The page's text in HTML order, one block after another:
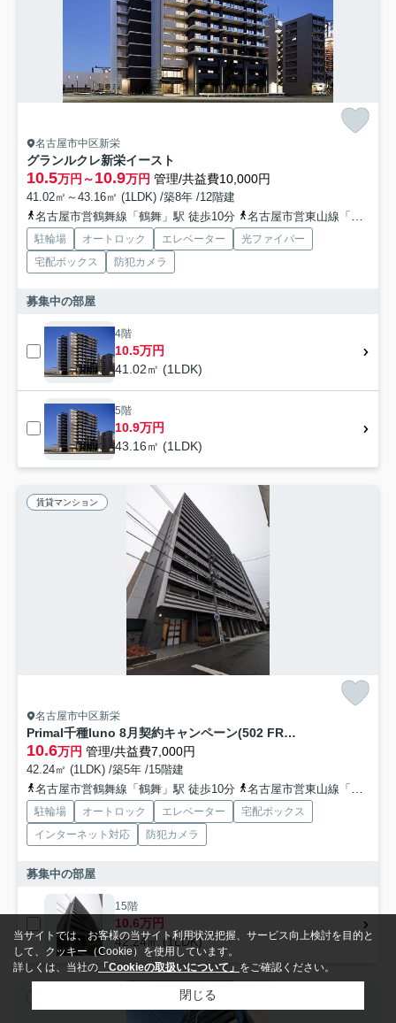
名古屋市中区新栄
グランルクレ新栄イースト
10.5万円～10.9万円 管理/共益費10,000円
41.02㎡～43.16㎡ (1LDK) /築8年 /12階建
名古屋市営鶴舞線「鶴舞」駅 徒歩10分
名古屋市営東山線「新栄町」駅 徒歩12分
駐輪場 オートロック エレベーター
光ファイバー
宅配ボックス
防犯カメラ
募集中の部屋
4階
10.5万円
41.02㎡ (1LDK)
5階
10.9万円
43.16㎡ (1LDK)
賃貸マンション
名古屋市中区新栄
Primal千種luno 8月契約キャンペーン(502 FR1ヶ月共益費込)
10.6万円 管理/共益費7,000円
42.24㎡ (1LDK) /築5年 /15階建
名古屋市営鶴舞線「鶴舞」駅 徒歩10分
名古屋市営東山線「千種」駅 徒歩15分
駐輪場 オートロック エレベーター
宅配ボックス
インターネット対応
防犯カメラ
募集中の部屋
15階
10.6万円
42.24㎡ (1LDK)
当サイトでは、お客様の当サイト利用状況把握、サービス向上検討を目的と
して、クッキー（Cookie）を使用しています。
詳しくは、当社の 「Cookieの取扱いについて」 をご確認ください。
閉じる